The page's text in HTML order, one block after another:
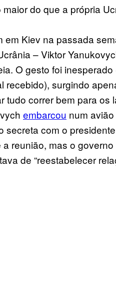
do que a própria
em Kiev na passada
– Viktor
O gesto foi
recebido), surgindo
tudo correr bem para
embarcou num
secreta com o
reunião, mas o
de “reestabelecer